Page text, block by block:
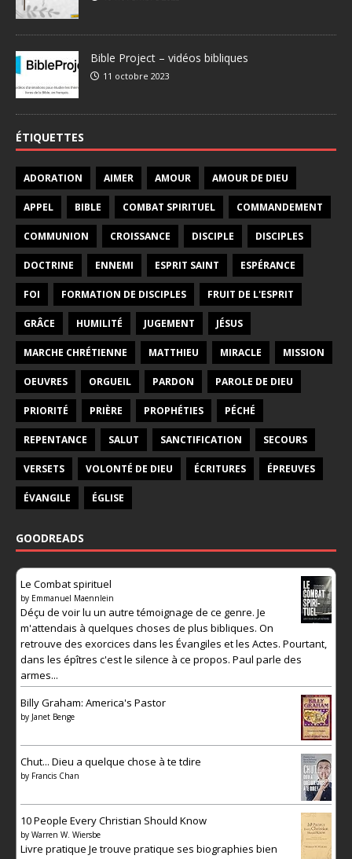
Bible Project – vidéos bibliques
11 octobre 2023
ÉTIQUETTES
ADORATION AIMER AMOUR AMOUR DE DIEU
APPEL BIBLE COMBAT SPIRITUEL COMMANDEMENT
COMMUNION CROISSANCE DISCIPLE DISCIPLES
DOCTRINE ENNEMI ESPRIT SAINT ESPÉRANCE
FOI FORMATION DE DISCIPLES FRUIT DE L'ESPRIT
GRÂCE HUMILITÉ JUGEMENT JÉSUS
MARCHE CHRÉTIENNE MATTHIEU MIRACLE MISSION
OEUVRES ORGUEIL PARDON PAROLE DE DIEU
PRIORITÉ PRIÈRE PROPHÉTIES PÉCHÉ
REPENTANCE SALUT SANCTIFICATION SECOURS
VERSETS VOLONTÉ DE DIEU ÉCRITURES ÉPREUVES
ÉVANGILE ÉGLISE
GOODREADS
Le Combat spirituel
by Emmanuel Maennlein
Déçu de voir lu un autre témoignage de ce genre. Je
m'attendais à quelques choses de plus bibliques. On
retrouve des exorcices dans les Évangiles et les Actes. Pourtant,
dans les épîtres c'est le silence à ce propos. Paul parle des
armes...
Billy Graham: America's Pastor
by Janet Benge
Chut... Dieu a quelque chose à te tdire
by Francis Chan
10 People Every Christian Should Know
by Warren W. Wiersbe
Livre pratique Je trouve pratique ses biographies bien